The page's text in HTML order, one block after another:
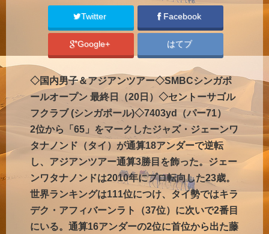
Twitter Facebook
Google+ はてブ
◇国内男子＆アジアンツアー◇SMBCシンガポ
ールオープン 最終日（20日）◇セントーサゴル
フクラブ (シンガポール)◇7403yd（パー71）
2位から「65」をマークしたジャズ・ジェーンワ
タナノンド（タイ）が通算18アンダーで逆転
し、アジアンツアー通算3勝目を飾った。ジェー
ンワタナノンドは2010年にプロ転向した23歳。
世界ランキングは111位につけ、タイ勢ではキラ
デク・アフィバーンラト（37位）に次いで2番目
にいる。通算16アンダーの2位に首位から出た藤